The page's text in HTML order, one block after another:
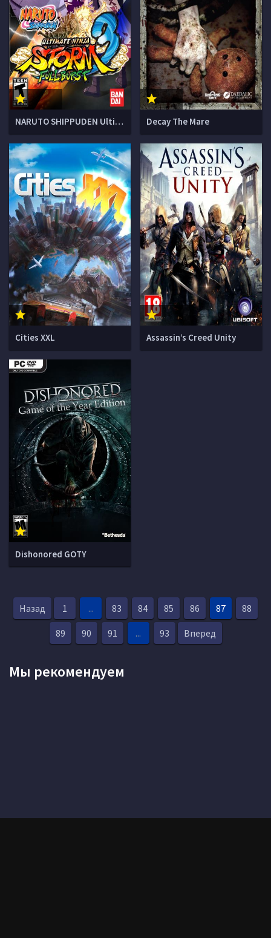
NARUTO SHIPPUDEN Ultimate Ninja STORM 3 Full Burst Decay The Mare
Cities XXL Assassin’s Creed Unity
Dishonored GOTY
Назад 1 ... 83 84 85 86 87 88
89 90 91 ... 93 Вперед
Мы рекомендуем